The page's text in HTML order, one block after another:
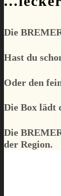
Die
Hast du
Oder den
Die Box lädt
Die
der Region.